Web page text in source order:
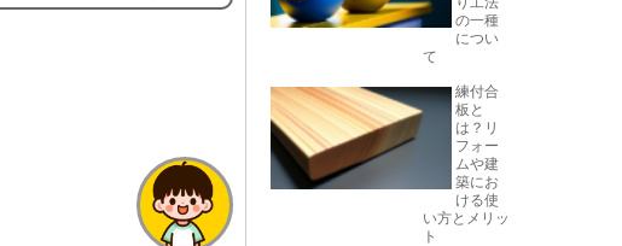
の一種
につい
て
練付合
板と
は？リ
フォー
ムや建
築にお
ける使
い方とメリッ
ト